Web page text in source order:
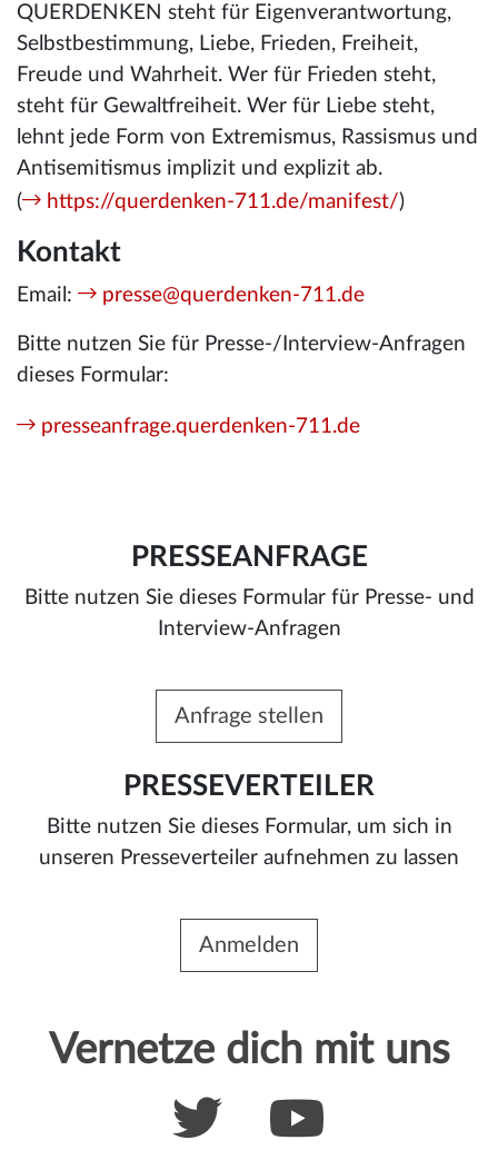
QUERDENKEN steht für Eigenverantwortung,
Selbstbestimmung, Liebe, Frieden, Freiheit,
Freude und Wahrheit. Wer für Frieden steht,
steht für Gewaltfreiheit. Wer für Liebe steht,
lehnt jede Form von Extremismus, Rassismus und
Antisemitismus implizit und explizit ab.
(
https://querdenken-711.de/manifest/)
Kontakt
Email: presse@querdenken-711.de
Bitte nutzen Sie für Presse-/Interview-Anfragen
dieses Formular:
presseanfrage.querdenken-711.de
PRESSEANFRAGE
Bitte nutzen Sie dieses Formular für Presse- und
Interview-Anfragen
Anfrage stellen
PRESSEVERTEILER
Bitte nutzen Sie dieses Formular, um sich in
unseren Presseverteiler aufnehmen zu lassen
Anmelden
Vernetze dich mit uns